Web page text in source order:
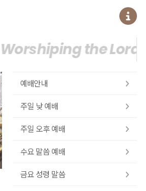
the Lord.
예배안내
주일 낮 예배
주일 오후 예배
수요 말씀 예배
금요 성령 말씀